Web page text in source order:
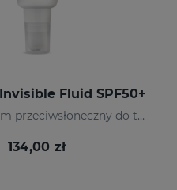
Invisible Fluid SPF50+
Ultra-lekki krem przeciwsłoneczny do twarzy
134,00 zł